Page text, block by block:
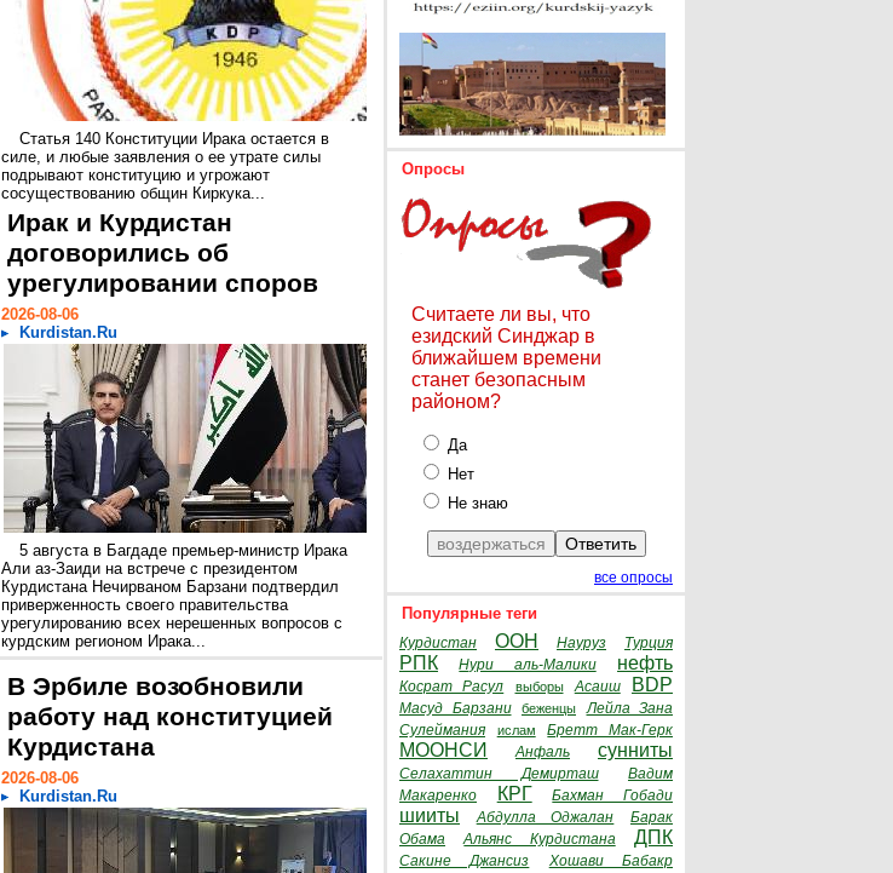
Статья 140 Конституции Ирака остается в
силе, и любые заявления о ее утрате силы
подрывают конституцию и угрожают
сосуществованию общин Киркука...
Ирак и Курдистан
договорились об
урегулировании споров
2026-08-06
Kurdistan.Ru
5 августа в Багдаде премьер-министр Ирака
Али аз-Заиди на встрече с президентом
Курдистана Нечирваном Барзани подтвердил
приверженность своего правительства
урегулированию всех нерешенных вопросов с
курдским регионом Ирака...
В Эрбиле возобновили
работу над конституцией
Курдистана
2026-08-06
Kurdistan.Ru
Опросы
Считаете ли вы, что
езидский Синджар в
ближайшем времени
станет безопасным
районом?
Да
Нет
Не знаю
все опросы
Популярные теги
Курдистан ООН Науруз Турция
РПК Нури аль-Малики нефть
Косрат Расул выборы Асаиш BDP
Масуд Барзани беженцы
Лейла Зана
Сулеймания
ислам Бретт Мак-Герк
МООНСИ Анфаль сунниты
Селахаттин Демирташ
Вадим
Макаренко
КРГ Бахман Гобади
шииты Абдулла Оджалан
Барак
Обама
Альянс Курдистана ДПК
Сакине Джансиз Хошави Бабакр